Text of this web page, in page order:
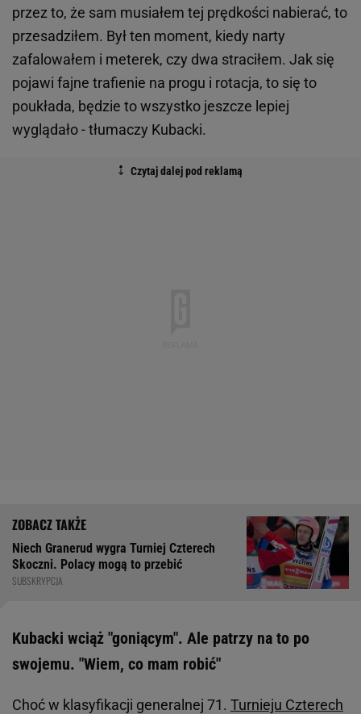
przez to, że sam musiałem tej prędkości nabierać, to
przesadziłem. Był ten moment, kiedy narty
zafalowałem i meterek, czy dwa straciłem. Jak się
pojawi fajne trafienie na progu i rotacja, to się to
poukłada, będzie to wszystko jeszcze lepiej
wyglądało - tłumaczy Kubacki.
Niech Granerud wygra Turniej Czterech
Skoczni. Polacy mogą to przebić
SUBSKRYPCJA
Kubacki wciąż "goniącym". Ale patrzy na to po
swojemu. "Wiem, co mam robić"
Choć w klasyfikacji generalnej 71. Turnieju Czterech